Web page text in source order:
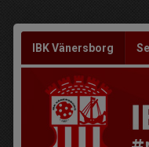
IBK Vänersborg